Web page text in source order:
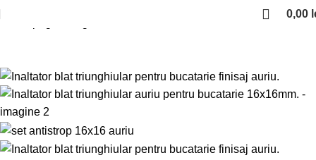
0,00
Plinte/inaltatoare de blat